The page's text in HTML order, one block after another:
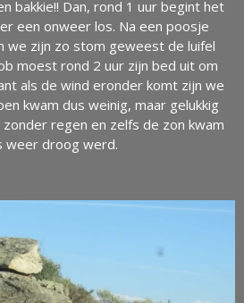
bakkie!! Dan, rond 1 uur begint het
een onweer los. Na een poosje
we zijn zo stom geweest de luifel
moest rond 2 uur zijn bed uit om
als de wind eronder komt zijn we
kwam dus weinig, maar gelukkig
regen en zelfs de zon kwam
weer droog werd.